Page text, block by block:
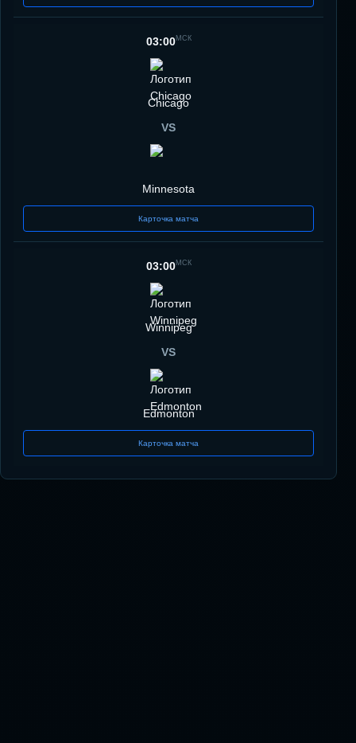
03:00МСК
Chicago
VS
Minnesota
Карточка матча
03:00МСК
Winnipeg
VS
Edmonton
Карточка матча